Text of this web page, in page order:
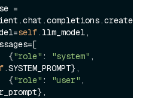
model=
self.llm_model,
                {
"role" : "system"
.SYSTEM_PROMPT},
                {
"role" : "user"